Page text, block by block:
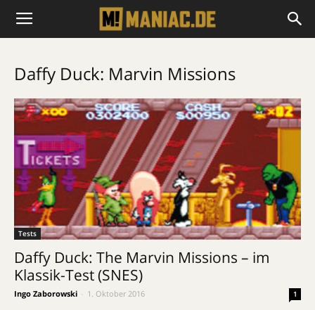
Daffy Duck: Marvin Missions
Tests
Daffy Duck: The Marvin Missions – im
Klassik-Test (SNES)
Ingo Zaborowski 1. Oktober 2016 1